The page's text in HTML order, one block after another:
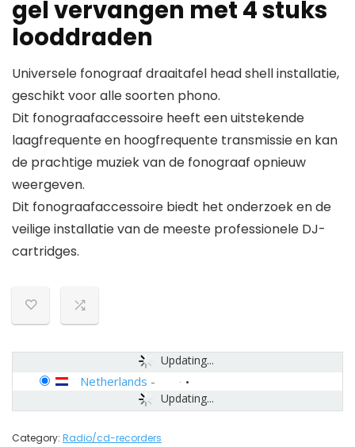
gel vervangen met 4 stuks
looddraden
Universele fonograaf draaitafel head shell installatie,
geschikt voor alle soorten phono.
Dit fonograafaccessoire heeft een uitstekende
laagfrequente en hoogfrequente transmissie en kan
de prachtige muziek van de fonograaf opnieuw
weergeven.
Dit fonograafaccessoire biedt het onderzoek en de
veilige installatie van de meeste professionele DJ-
cartridges.
Updating...
Updating...
Netherlands -
Category: Radio/cd-recorders